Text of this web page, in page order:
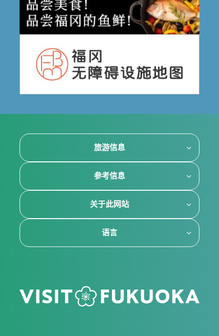
旅游信息
参考信息
关于此网站
语言